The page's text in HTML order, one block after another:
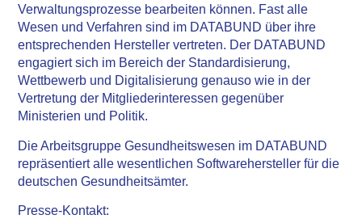
Verwaltungsprozesse bearbeiten können. Fast alle
Wesen und Verfahren sind im DATABUND über ihre
entsprechenden Hersteller vertreten. Der DATABUND
engagiert sich im Bereich der Standardisierung,
Wettbewerb und Digitalisierung genauso wie in der
Vertretung der Mitgliederinteressen gegenüber
Ministerien und Politik.
Die Arbeitsgruppe Gesundheitswesen im DATABUND
repräsentiert alle wesentlichen Softwarehersteller für die
deutschen Gesundheitsämter.
Presse-Kontakt: